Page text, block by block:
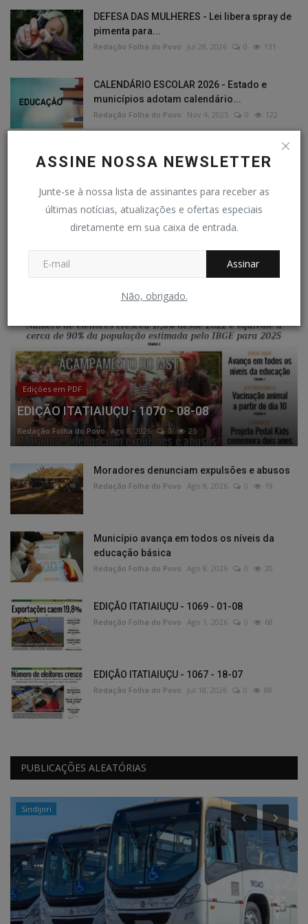
ASSINE NOSSA NEWSLETTER
Junte-se à nossa lista de assinantes para receber as
últimas notícias, atualizações e ofertas especiais
diretamente em sua caixa de entrada.
Assinar
Não, obrigado.
DEFESA DAS MULHERES - Lei libera spray de
pimenta para...
Redação Folha do Povo Jul 28, 2026 0 131
CALENDÁRIO ESCOLAR 2026 - Estado e
municípios adotam calendário...
Redação Folha do Povo Nov 4, 2025 0 122
Redação Folha do Povo Fev 21, 2026 121
Edições em PDF
EDIÇÃO ITATIAIUÇU - 1070 - 08-08
Redação Folha do Povo Ago 8, 2026 0 25
Moradores denunciam expulsões e abusos
Redação Folha do Povo Ago 8, 2026 0 19
Município avança em todos os níveis da
educação básica
Redação Folha do Povo Ago 8, 2026 0 20
EDIÇÃO ITATIAIUÇU - 1069 - 01-08
Redação Folha do Povo Ago 1, 2026 0 68
EDIÇÃO ITATIAIUÇU - 1067 - 18-07
Redação Folha do Povo Jul 18, 2026 0 88
PUBLICAÇÕES ALEATÓRIAS
Sindijori